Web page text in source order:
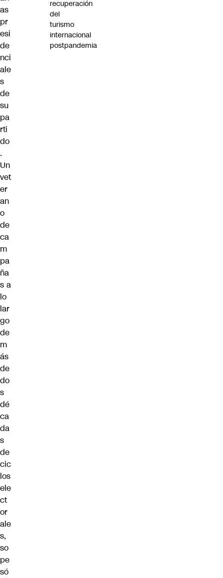
as
pr
esi
de
nci
ale
s
de
su
pa
rti
do
.
Un
vet
er
an
o
de
ca
m
pa
ña
s a
lo
lar
go
de
m
ás
de
do
s
dé
ca
da
s
de
cic
los
ele
ct
or
ale
s,
so
pe
só
recuperación
del
turismo
internacional
postpandemia